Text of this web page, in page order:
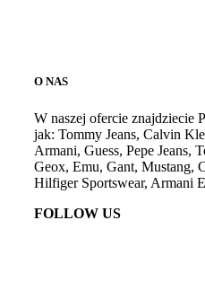
O NAS
W naszej ofercie znajdziecie
jak: Tommy Jeans, Calvin
Armani, Guess, Pepe Jeans,
Geox, Emu, Gant, Mustang,
Hilfiger Sportswear, Armani
FOLLOW US